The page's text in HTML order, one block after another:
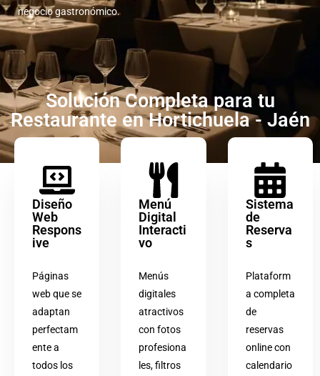
negocio gastronómico.
Solución Completa para tu
Restaurante en Hortichuela - Jaén
Diseño
Web
Respons
ive
Páginas
web que se
adaptan
perfectam
ente a
todos los
Menú
Digital
Interacti
vo
Menús
digitales
atractivos
con fotos
profesiona
les, filtros
Sistema
de
Reserva
s
Plataform
a completa
de
reservas
online con
calendario